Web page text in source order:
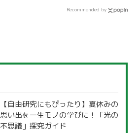
Recommended by
【自由研究にもぴったり】夏休みの
思い出を一生モノの学びに！「光の
不思議」探究ガイド